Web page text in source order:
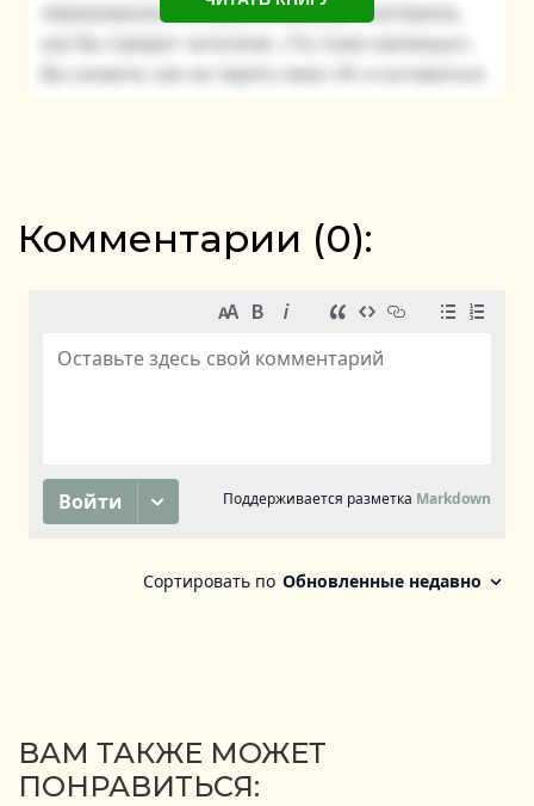
Комментарии (0):
ВАМ ТАКЖЕ МОЖЕТ
ПОНРАВИТЬСЯ: